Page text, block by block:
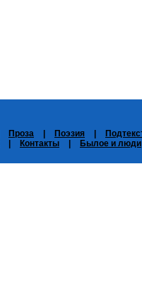
Проза Поэзия
Контакты Былое и люди